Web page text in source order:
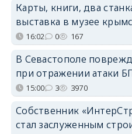
Карты, книги, два
выставка в музее
16:02 0 167
В Севастополе
при отражении атаки
15:00 3 3970
Собственник
стал заслуженным